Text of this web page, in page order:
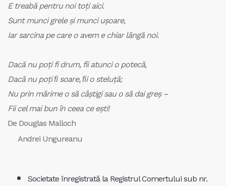
E treabă pentru noi toţi aici.
Sunt munci grele şi munci uşoare,
Iar sarcina pe care o avem e chiar lângă noi.
Dacă nu poţi fi drum, fii atunci o potecă,
Dacă nu poţi ﬁ soare, ﬁi o steluţă;
Nu prin mărime o să câştigi sau o să dai greş –
Fii cel mai bun în ceea ce eşti!
De Douglas Malloch
Andrei Ungureanu
Societate înregistrată la Registrul Comertului sub nr.